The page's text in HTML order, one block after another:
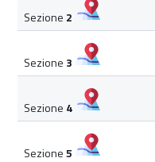
Sezione 2
Sezione 3
Sezione 4
Sezione5